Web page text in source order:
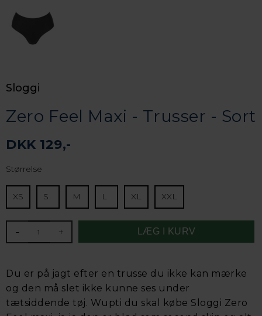
Sloggi
Zero Feel Maxi - Trusser - Sort
DKK 129,-
Størrelse
XS S M L XL XXL
- +
Du er på jagt efter en trusse du ikke kan mærke
og den må slet ikke kunne ses under
tætsiddende tøj. Wupti du skal købe Sloggi Zero